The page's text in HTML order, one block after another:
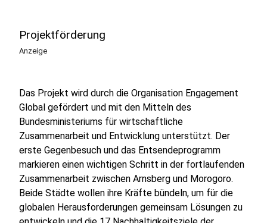
Projektförderung
Anzeige
Das Projekt wird durch die Organisation Engagement
Global gefördert und mit den Mitteln des
Bundesministeriums für wirtschaftliche
Zusammenarbeit und Entwicklung unterstützt. Der
erste Gegenbesuch und das Entsendeprogramm
markieren einen wichtigen Schritt in der fortlaufenden
Zusammenarbeit zwischen Arnsberg und Morogoro.
Beide Städte wollen ihre Kräfte bündeln, um für die
globalen Herausforderungen gemeinsam Lösungen zu